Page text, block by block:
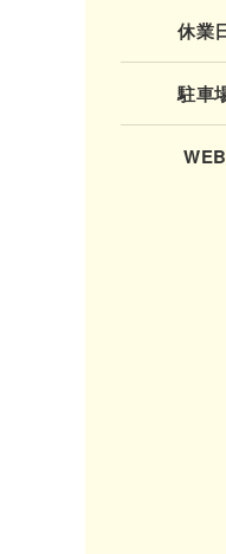
休業
駐車
WEB